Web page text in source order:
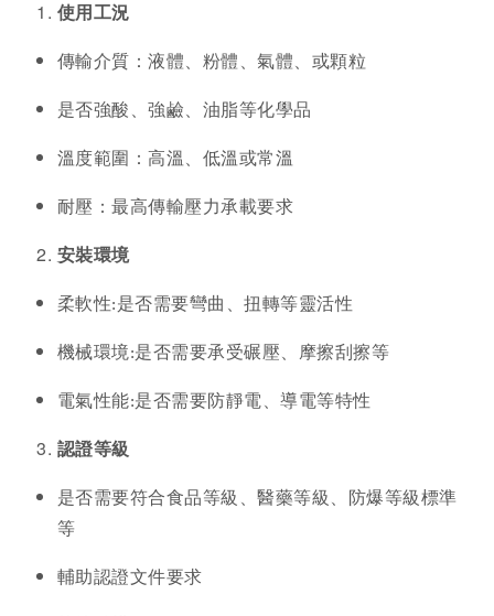
使用工況
傳輸介質：液體、粉體、氣體、或顆粒
是否強酸、強鹼、油脂等化學品
溫度範圍：高溫、低溫或常溫
耐壓：最高傳輸壓力承載要求
安裝環境
柔軟性:是否需要彎曲、扭轉等靈活性
機械環境:是否需要承受碾壓、摩擦刮擦等
電氣性能:是否需要防靜電、導電等特性
認證等級
是否需要符合食品等級、醫藥等級、防爆等級標準
等
輔助認證文件要求